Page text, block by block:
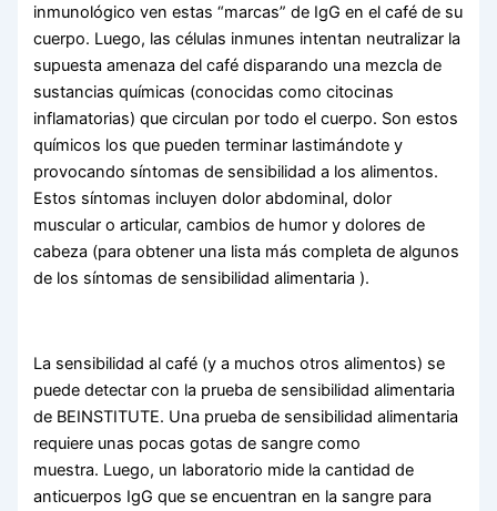
inmunológico ven estas “marcas” de IgG en el café de su
cuerpo. Luego, las células inmunes intentan neutralizar la
supuesta amenaza del café disparando una mezcla de
sustancias químicas (conocidas como citocinas
inflamatorias) que circulan por todo el cuerpo. Son estos
químicos los que pueden terminar lastimándote y
provocando síntomas de sensibilidad a los alimentos.
Estos síntomas incluyen dolor abdominal, dolor
muscular o articular, cambios de humor y dolores de
cabeza (para obtener una lista más completa de algunos
de los síntomas de sensibilidad alimentaria ).
La sensibilidad al café (y a muchos otros alimentos) se
puede detectar con la prueba de sensibilidad alimentaria
de BEINSTITUTE. Una prueba de sensibilidad alimentaria
requiere unas pocas gotas de sangre como
muestra. Luego, un laboratorio mide la cantidad de
anticuerpos IgG que se encuentran en la sangre para